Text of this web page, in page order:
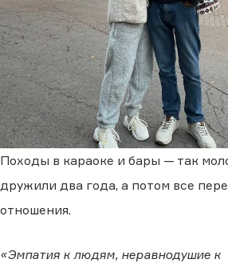
Походы в караоке и бары — так
дружили два года, а потом все
отношения.
«Эмпатия к людям, неравнодушие к